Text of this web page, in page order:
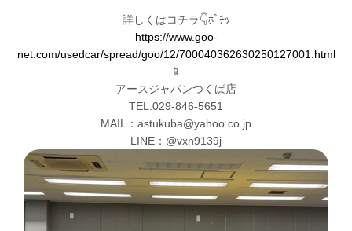
詳しくはコチラ👇ﾎﾟﾁｯ
https://www.goo-
net.com/usedcar/spread/goo/12/700040362630250127001.html
📱
アースジャパンつくば店
TEL:029-846-5651
MAIL：astukuba@yahoo.co.jp
LINE：@vxn9139j